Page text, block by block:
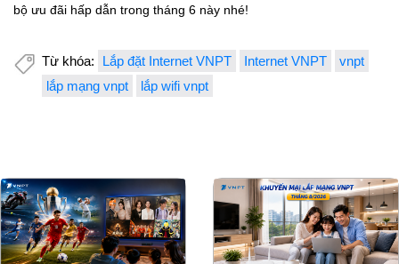
bộ ưu đãi hấp dẫn trong tháng 6 này nhé!
Từ khóa: Lắp đặt Internet VNPT Internet VNPT
vnpt
lắp mạng vnpt
lắp wifi vnpt